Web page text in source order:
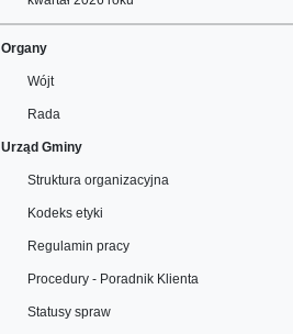
Organy
Wójt
Rada
Urząd Gminy
Struktura organizacyjna
Kodeks etyki
Regulamin pracy
Procedury - Poradnik Klienta
Statusy spraw